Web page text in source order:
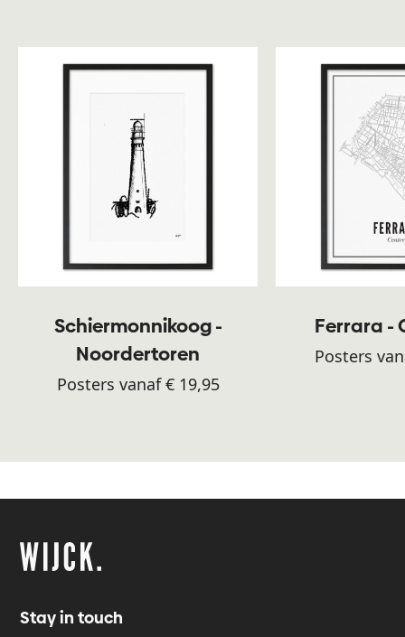
Schiermonnikoog -
Noordertoren
Posters vanaf € 19,95
Ferrara -
Posters
Stay in touch